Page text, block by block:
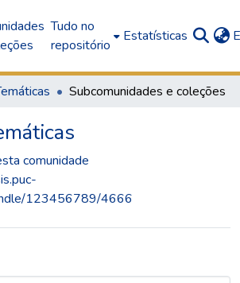
Tudo no
repositório
Estatísticas
Subcomunidades e coleções
comunidade
123456789/4666